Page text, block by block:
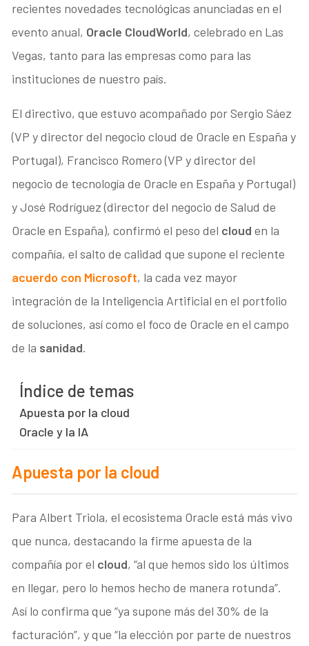
recientes novedades tecnológicas anunciadas en el
evento anual, Oracle CloudWorld, celebrado en Las
Vegas, tanto para las empresas como para las
instituciones de nuestro país.
El directivo, que estuvo acompañado por Sergio Sáez
(VP y director del negocio cloud de Oracle en España y
Portugal), Francisco Romero (VP y director del
negocio de tecnología de Oracle en España y Portugal)
y José Rodríguez (director del negocio de Salud de
Oracle en España), confirmó el peso del clouden la
compañía, el salto de calidad que supone el reciente
acuerdo con Microsoft, la cada vez mayor
integración de la Inteligencia Artificial en el portfolio
de soluciones, así como el foco de Oracle en el campo
de la sanidad.
Índice de temas
Apuesta por la cloud
Oracle y la IA
Apuesta por la cloud
Para Albert Triola, el ecosistema Oracle está más vivo
que nunca, destacando la firme apuesta de la
compañía por el cloud, “al que hemos sido los últimos
en llegar, pero lo hemos hecho de manera rotunda”.
Así lo confirma que “ya supone más del 30% de la
facturación”, y que “la elección por parte de nuestros